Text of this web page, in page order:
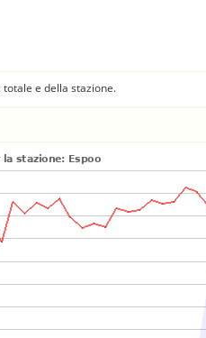
e della stazione.